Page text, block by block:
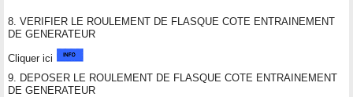
8. VERIFIER LE ROULEMENT DE FLASQUE COTE ENTRAINEMENT
DE GENERATEUR
Cliquer ici
9. DEPOSER LE ROULEMENT DE FLASQUE COTE ENTRAINEMENT
DE GENERATEUR